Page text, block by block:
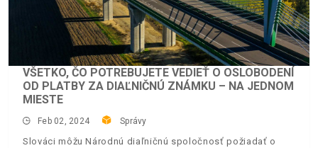
VŠETKO, ČO POTREBUJETE VEDIEŤ O OSLOBODENÍ
OD PLATBY ZA DIAĽNIČNÚ ZNÁMKU – NA JEDNOM
MIESTE
Feb 02, 2024 Správy
Slováci môžu Národnú diaľničnú spoločnosť požiadať o